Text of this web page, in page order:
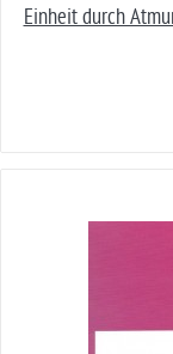
Einheit durch